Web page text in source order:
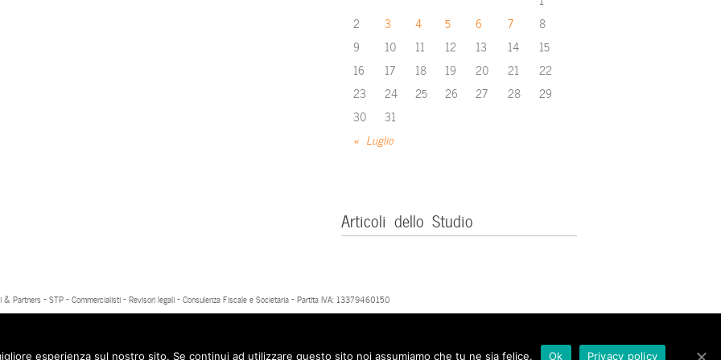
« Luglio
2
3 4 5 6 7
8
9
10 11 12 13 14
15
16
17 18 19 20 21
22
23
24 25 26 27 28
29
30
31
Articoli dello Studio
& Partners - STP - Commercialisti - Revisori legali - Consulenza Fiscale e Societaria - Partita IVA: 13379460150
esperienza sul nostro sito. Se continui ad utilizzare questo sito noi assumiamo che tu ne sia felice. Ok Privacy policy